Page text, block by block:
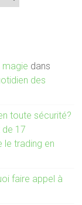
magie dans
des
toute sécurité?
17
le trading en
faire appel à